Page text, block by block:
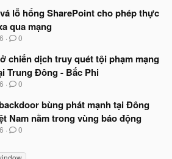
lỗ hổng SharePoint cho phép thực
qua mạng
0
chiến dịch truy quét tội phạm mạng
Trung Đông - Bắc Phi
0
bùng phát mạnh tại Đông
Nam nằm trong vùng báo động
0